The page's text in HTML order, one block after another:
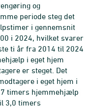
og
periode steg det
i gennemsnit
i 2024, hvilket svarer
ti år fra 2014 til 2024
i eget hjem
er steget. Det
i eget hjem i
timers hjemmehjælp
3,0 timers